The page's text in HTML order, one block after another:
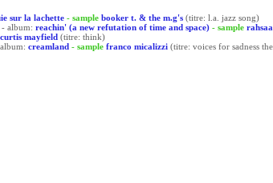
sur la lachette - sample booker t. & the m.g's(titre: l.a. jazz song)
album: reachin' (a new refutation of time and space) - sample
curtis mayfield(titre: think)
creamland - sample franco micalizzi(titre: voices for sadness